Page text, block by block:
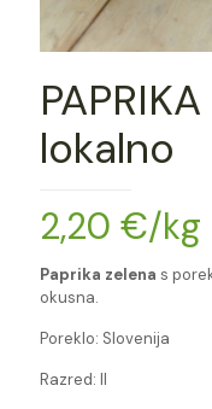
lokalno
2,20 €/kg
Paprika zelena s
okusna.
Poreklo: Slovenija
Razred: II